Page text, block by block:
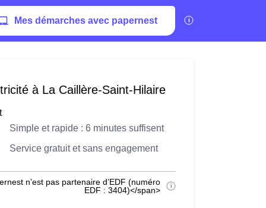
Mes démarches avec papernest
à La Caillère-Saint-Hilaire
Simple et rapide : 6 minutes suffisent
Service gratuit et sans engagement
n’est pas partenaire d’EDF (numéro
EDF : 3404)</span>